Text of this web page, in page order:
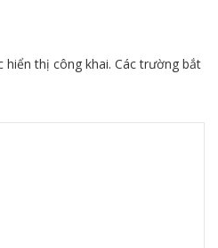
hiển thị công khai. Các trường bắt